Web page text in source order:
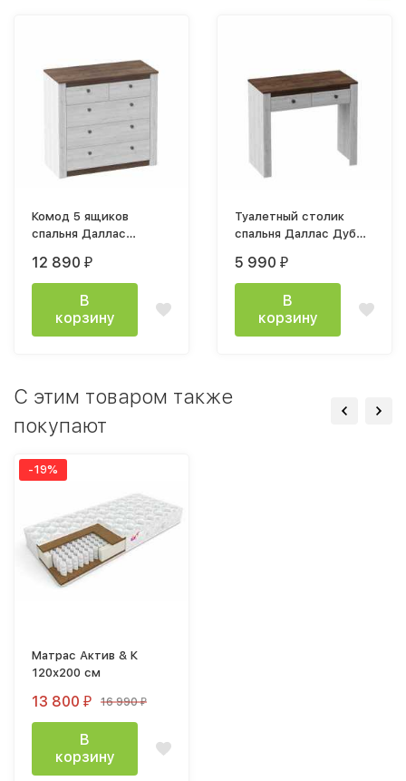
Комод 5 ящиков
спальня Даллас
Винтерберг / Таксония
12 890 ₽
В
корзину
Туалетный столик
спальня Даллас Дуб
5 990 ₽
В
корзину
C этим товаром также
покупают
-19%
Матрас Актив & К
120х200 см
13 800 ₽ 16 990₽
В
корзину